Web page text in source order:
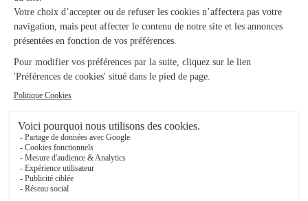
vous voulez.*
*Valable en France métropolitaine, Monaco, la Corse et
les DROM-COM.
En savoir plus
Legerberafait partie des fleurs les plus belles et les
plus vibrantes. Disponible dans une grande variété de
couleurs et de tailles, il est très apprécié pour